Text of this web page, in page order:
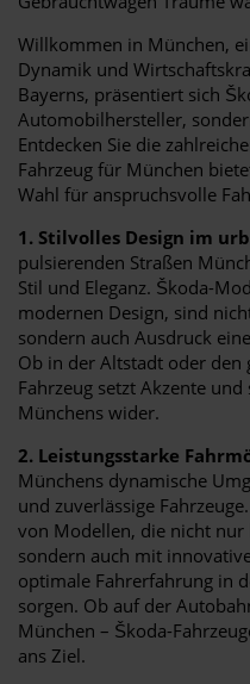
Willkommen in München,
Dynamik und
Bayerns, präsentiert sich
Automobilhersteller,
Entdecken Sie die
Fahrzeug für München
Wahl für anspruchsvolle
1. Stilvolles Design im
pulsierenden Straßen
Stil und Eleganz. Škoda-
modernen Design, sind
sondern auch Ausdruck
Ob in der Altstadt oder den
Fahrzeug setzt Akzente
Münchens wider.
2. Leistungsstarke
Münchens dynamische
und zuverlässige
von Modellen, die nicht nur
sondern auch mit
optimale Fahrerfahrung in
sorgen. Ob auf der
München – Škoda-
ans Ziel.